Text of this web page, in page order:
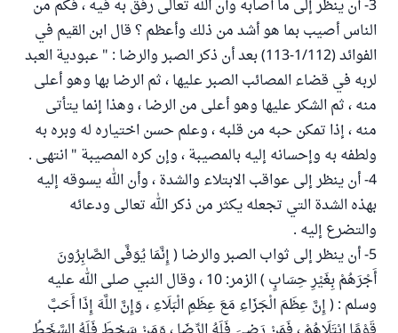
3- أن ينظر إلى ما أصابه وأن الله تعالى رفق به فيه ، فكم من
الناس أصيب بما هو أشد من ذلك وأعظم ؟ قال ابن القيم في
الفوائد (1/112-113) بعد أن ذكر الصبر والرضا : " عبودية العبد
لربه في قضاء المصائب الصبر عليها ، ثم الرضا بها وهو أعلى
منه ، ثم الشكر عليها وهو أعلى من الرضا ، وهذا إنما يتأتى
منه ، إذا تمكن حبه من قلبه ، وعلم حسن اختياره له وبره به
ولطفه به وإحسانه إليه بالمصيبة ، وإن كره المصيبة " انتهى .
4- أن ينظر إلى عواقب الابتلاء والشدة ، وأن الله يسوقه إليه
بهذه الشدة التي تجعله يكثر من ذكر الله تعالى ودعائه
والتضرع إليه .
5- أن ينظر إلى ثواب الصبر والرضا ( إِنَّمَا يُوَفَّى الصَّابِرُونَ
أَجْرَهُمْ بِغَيْرِ حِسَابٍ ) الزمر: 10 ، وقال النبي صلى الله عليه
وسلم : ( إِنَّ عِظَمَ الْجَزَاءِ مَعَ عِظَمِ الْبَلَاءِ ، وَإِنَّ اللَّهَ إِذَا أَحَبَّ